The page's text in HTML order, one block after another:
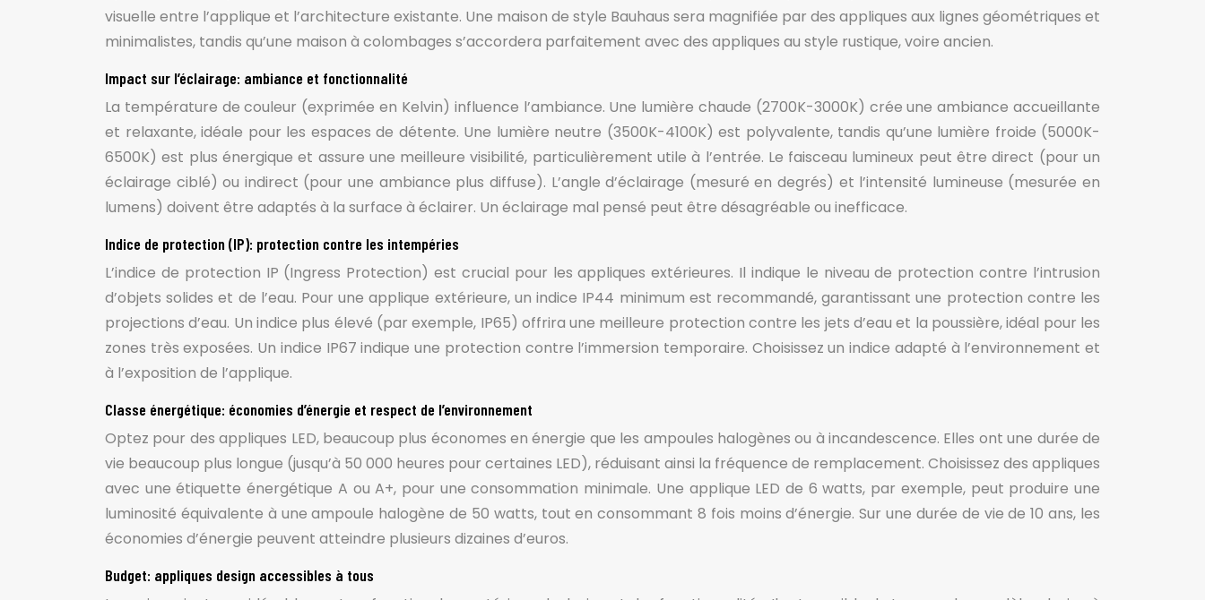
visuelle entre l’applique et l’architecture existante. Une maison de style Bauhaus sera magnifiée par des appliques aux lignes géométriques et
minimalistes, tandis qu’une maison à colombages s’accordera parfaitement avec des appliques au style rustique, voire ancien.
Impact sur l’éclairage: ambiance et fonctionnalité
La température de couleur (exprimée en Kelvin) influence l’ambiance. Une lumière chaude (2700K-3000K) crée une ambiance accueillante
et relaxante, idéale pour les espaces de détente. Une lumière neutre (3500K-4100K) est polyvalente, tandis qu’une lumière froide (5000K-
6500K) est plus énergique et assure une meilleure visibilité, particulièrement utile à l’entrée. Le faisceau lumineux peut être direct (pour un
éclairage ciblé) ou indirect (pour une ambiance plus diffuse). L’angle d’éclairage (mesuré en degrés) et l’intensité lumineuse (mesurée en
lumens) doivent être adaptés à la surface à éclairer. Un éclairage mal pensé peut être désagréable ou inefficace.
Indice de protection (IP): protection contre les intempéries
L’indice de protection IP (Ingress Protection) est crucial pour les appliques extérieures. Il indique le niveau de protection contre l’intrusion
d’objets solides et de l’eau. Pour une applique extérieure, un indice IP44 minimum est recommandé, garantissant une protection contre les
projections d’eau. Un indice plus élevé (par exemple, IP65) offrira une meilleure protection contre les jets d’eau et la poussière, idéal pour les
zones très exposées. Un indice IP67 indique une protection contre l’immersion temporaire. Choisissez un indice adapté à l’environnement et
à l’exposition de l’applique.
Classe énergétique: économies d’énergie et respect de l’environnement
Optez pour des appliques LED, beaucoup plus économes en énergie que les ampoules halogènes ou à incandescence. Elles ont une durée de
vie beaucoup plus longue (jusqu’à 50 000 heures pour certaines LED), réduisant ainsi la fréquence de remplacement. Choisissez des appliques
avec une étiquette énergétique A ou A+, pour une consommation minimale. Une applique LED de 6 watts, par exemple, peut produire une
luminosité équivalente à une ampoule halogène de 50 watts, tout en consommant 8 fois moins d’énergie. Sur une durée de vie de 10 ans, les
économies d’énergie peuvent atteindre plusieurs dizaines d’euros.
Budget: appliques design accessibles à tous